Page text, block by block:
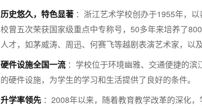
历史悠久，特色显著 ：浙江艺术学校创办于1955年，
校曾五次荣获国家级重点中专称号，50多年来培养了
人才，如茅威涛、周迅、何赛飞等越剧表演艺术家，以
硬件设施全国一流 ：学校位于环境幽雅、交通便捷的
的硬件设施，为学生的学习和生活提供了良好的条件。
升学率领先 ：2008年以来，随着教育教学改革的深化